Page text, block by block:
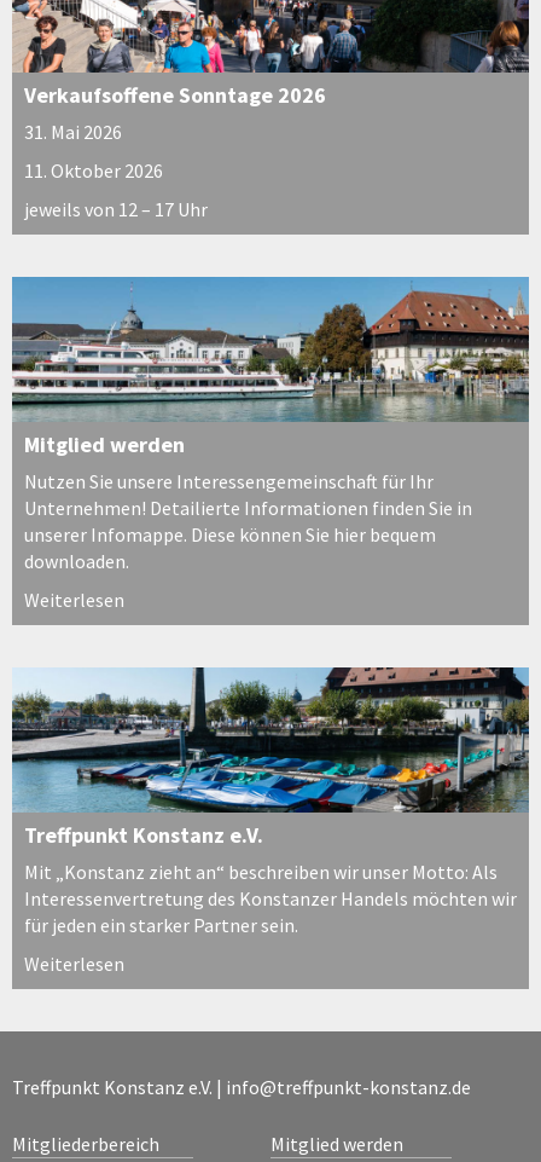
Verkaufsoffene Sonntage 2026
31. Mai 2026
11. Oktober 2026
jeweils von 12 – 17 Uhr
Mitglied werden
Nutzen Sie unsere Interessengemeinschaft für Ihr
Unternehmen! Detailierte Informationen finden Sie in
unserer Infomappe. Diese können Sie hier bequem
downloaden.
Weiterlesen
Treffpunkt Konstanz e.V.
Mit „Konstanz zieht an“ beschreiben wir unser Motto: Als
Interessenvertretung des Konstanzer Handels möchten wir
für jeden ein starker Partner sein.
Weiterlesen
Treffpunkt Konstanz e.V. | info@treffpunkt-konstanz.de
Mitgliederbereich Mitglied werden